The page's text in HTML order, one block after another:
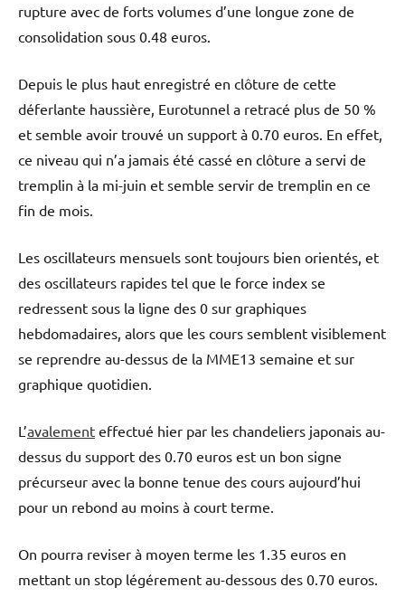
rupture avec de forts volumes d’une longue zone de
consolidation sous 0.48 euros.
Depuis le plus haut enregistré en clôture de cette
déferlante haussière, Eurotunnel a retracé plus de 50 %
et semble avoir trouvé un support à 0.70 euros. En effet,
ce niveau qui n’a jamais été cassé en clôture a servi de
tremplin à la mi-juin et semble servir de tremplin en ce
fin de mois.
Les oscillateurs mensuels sont toujours bien orientés, et
des oscillateurs rapides tel que le force index se
redressent sous la ligne des 0 sur graphiques
hebdomadaires, alors que les cours semblent visiblement
se reprendre au-dessus de la MME13 semaine et sur
graphique quotidien.
L’avalement effectué hier par les chandeliers japonais au-
dessus du support des 0.70 euros est un bon signe
précurseur avec la bonne tenue des cours aujourd’hui
pour un rebond au moins à court terme.
On pourra reviser à moyen terme les 1.35 euros en
mettant un stop légérement au-dessous des 0.70 euros.